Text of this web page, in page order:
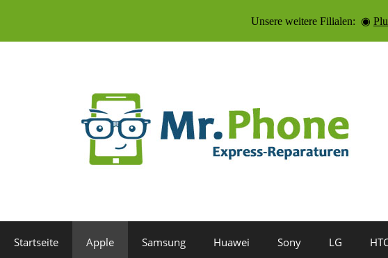
Startseite Apple Samsung Huawei Sony LG
Unsere weitere Filialen: ◉